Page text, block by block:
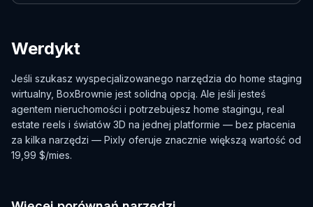
Werdykt
Jeśli szukasz wyspecjalizowanego narzędzia do home staging
wirtualny, BoxBrownie jest solidną opcją. Ale jeśli jesteś
agentem nieruchomości i potrzebujesz home stagingu, real
estate reels i światów 3D na jednej platformie — bez płacenia
za kilka narzędzi — Pixly oferuje znacznie większą wartość od
19,99 $/mies.